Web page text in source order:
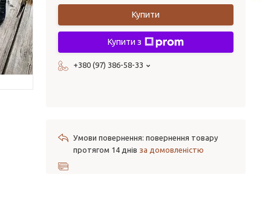
Купити
Купити з
+380 (97) 386-58-33
повернення товару
протягом 14 днів за домовленістю